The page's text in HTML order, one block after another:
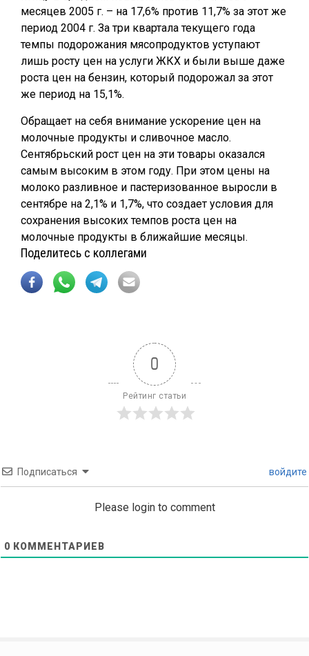
месяцев 2005 г. – на 17,6% против 11,7% за этот же
период 2004 г. За три квартала текущего года
темпы подорожания мясопродуктов уступают
лишь росту цен на услуги ЖКХ и были выше даже
роста цен на бензин, который подорожал за этот
же период на 15,1%.
Обращает на себя внимание ускорение цен на
молочные продукты и сливочное масло.
Сентябрьский рост цен на эти товары оказался
самым высоким в этом году. При этом цены на
молоко разливное и пастеризованное выросли в
сентябре на 2,1% и 1,7%, что создает условия для
сохранения высоких темпов роста цен на
молочные продукты в ближайшие месяцы.
Поделитесь с коллегами
0
Рейтинг статьи
Подписаться войдите
Please login to comment
0 КОММЕНТАРИЕВ